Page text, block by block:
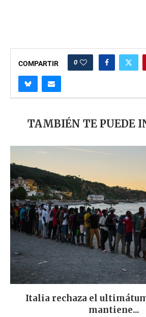
COMPARTIR 0
TAMBIÉN TE PUEDE
Italia rechaza el
mantiene...